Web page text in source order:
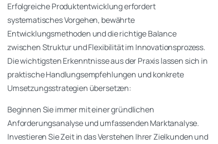
Erfolgreiche Produktentwicklung erfordert
systematisches Vorgehen, bewährte
Entwicklungsmethoden und die richtige Balance
zwischen Struktur und Flexibilität im Innovationsprozess.
Die wichtigsten Erkenntnisse aus der Praxis lassen sich in
praktische Handlungsempfehlungen und konkrete
Umsetzungsstrategien übersetzen:
Beginnen Sie immer mit einer gründlichen
Anforderungsanalyse und umfassenden Marktanalyse.
Investieren Sie Zeit in das Verstehen Ihrer Zielkunden und